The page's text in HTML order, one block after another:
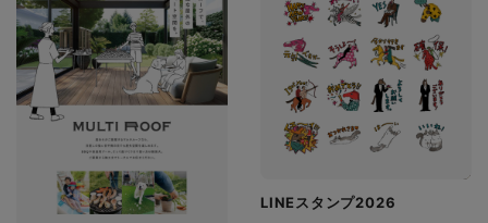
LINEスタンプ2026